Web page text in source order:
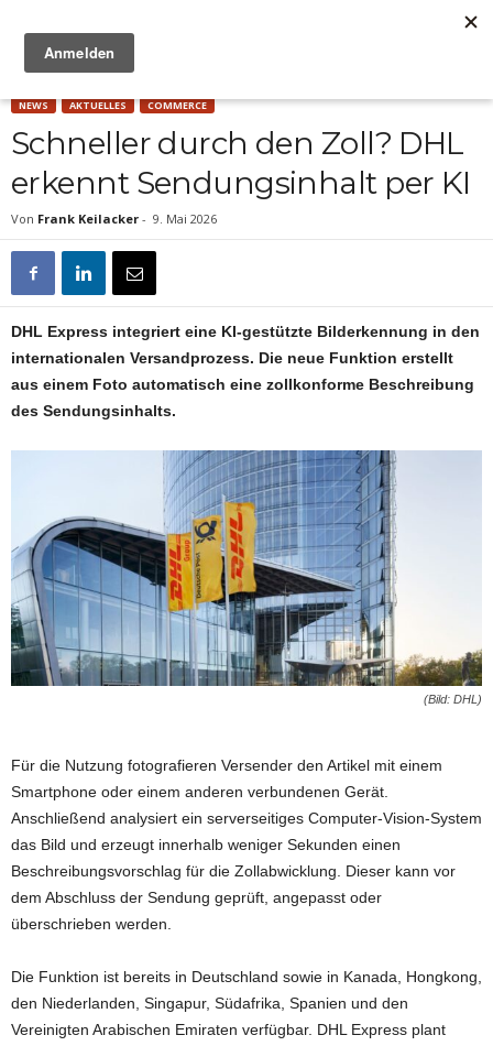
NEWS AKTUELLES COMMERCE
Schneller durch den Zoll? DHL
erkennt Sendungsinhalt per KI
Von Frank Keilacker - 9. Mai 2026
DHL Express integriert eine KI-gestützte Bilderkennung in den
internationalen Versandprozess. Die neue Funktion erstellt
aus einem Foto automatisch eine zollkonforme Beschreibung
des Sendungsinhalts.
(Bild: DHL)
Für die Nutzung fotografieren Versender den Artikel mit einem
Smartphone oder einem anderen verbundenen Gerät.
Anschließend analysiert ein serverseitiges Computer-Vision-System
das Bild und erzeugt innerhalb weniger Sekunden einen
Beschreibungsvorschlag für die Zollabwicklung. Dieser kann vor
dem Abschluss der Sendung geprüft, angepasst oder
überschrieben werden.
Die Funktion ist bereits in Deutschland sowie in Kanada, Hongkong,
den Niederlanden, Singapur, Südafrika, Spanien und den
Vereinigten Arabischen Emiraten verfügbar. DHL Express plant